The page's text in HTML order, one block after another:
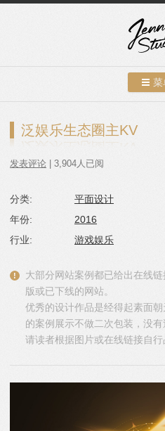
菜
跳转到内容
泛娱乐生态圈主KV
发表评论 | 3,904人已阅
分类:
平面设计
年份:
2016
行业:
游戏娱乐
大部分网站案例都已给出在线
版或已下线的网站。
优秀的设计作品是经得起素面
的案例展示不做二次包装，没
请读者根据图片或在线链接自行